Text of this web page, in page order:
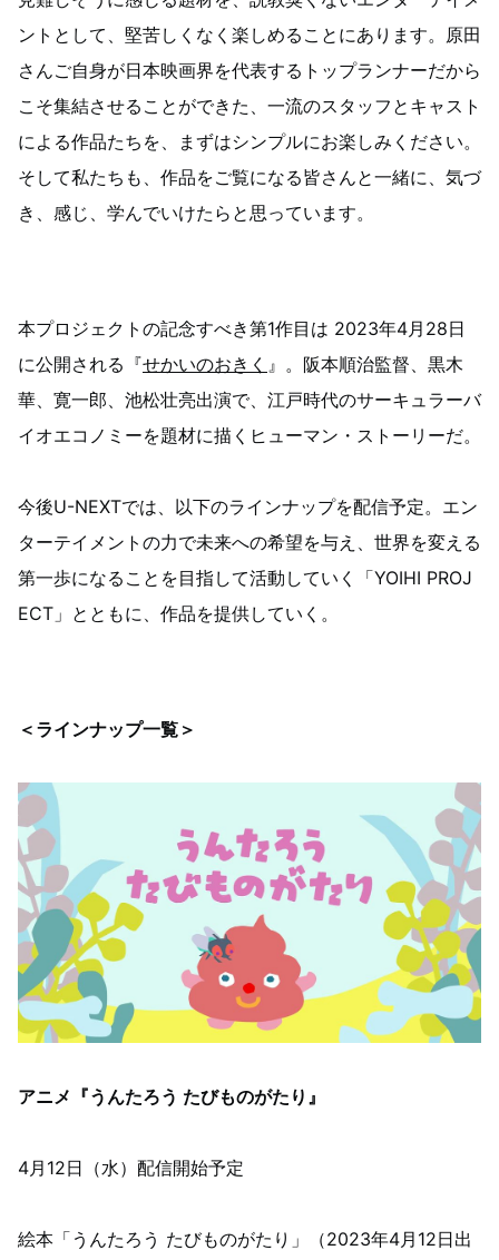
ントとして、堅苦しくなく楽しめることにあります。原田
さんご自身が日本映画界を代表するトップランナーだから
こそ集結させることができた、一流のスタッフとキャスト
による作品たちを、まずはシンプルにお楽しみください。
そして私たちも、作品をご覧になる皆さんと一緒に、気づ
き、感じ、学んでいけたらと思っています。
本プロジェクトの記念すべき第1作目は 2023年4月28日
に公開される『せかいのおきく 』。阪本順治監督、黒木
華、寛一郎、池松壮亮出演で、江戸時代のサーキュラーバ
イオエコノミーを題材に描くヒューマン・ストーリーだ。
今後U-NEXTでは、以下のラインナップを配信予定。エン
ターテイメントの力で未来への希望を与え、世界を変える
第一歩になることを目指して活動していく「YOIHI PROJ
ECT」とともに、作品を提供していく。
＜ラインナップ一覧＞
アニメ『うんたろう たびものがたり』
4月12日（水）配信開始予定
絵本「うんたろう たびものがたり」（2023年4月12日出